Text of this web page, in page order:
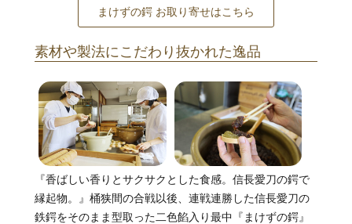
まけずの鍔 お取り寄せはこちら
素材や製法にこだわり抜かれた逸品
『香ばしい香りとサクサクとした食感。信長愛刀の鍔で
縁起物。』桶狭間の合戦以後、連戦連勝した信長愛刀の
鉄鍔をそのまま型取った二色餡入り最中『まけずの鍔』